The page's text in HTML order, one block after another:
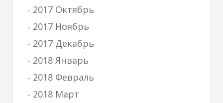
2017 Октябрь
2017 Ноябрь
2017 Декабрь
2018 Январь
2018 Февраль
2018 Март